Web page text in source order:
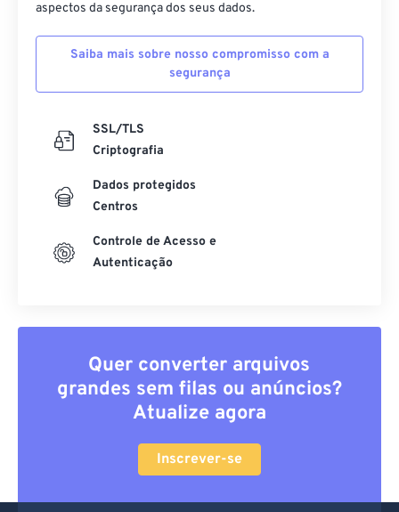
aspectos da segurança dos seus dados.
Saiba mais sobre nosso compromisso com a
segurança
SSL/TLS
Criptografia
Dados protegidos
Centros
Controle de Acesso e
Autenticação
Quer converter arquivos
grandes sem filas ou anúncios?
Atualize agora
Inscrever-se